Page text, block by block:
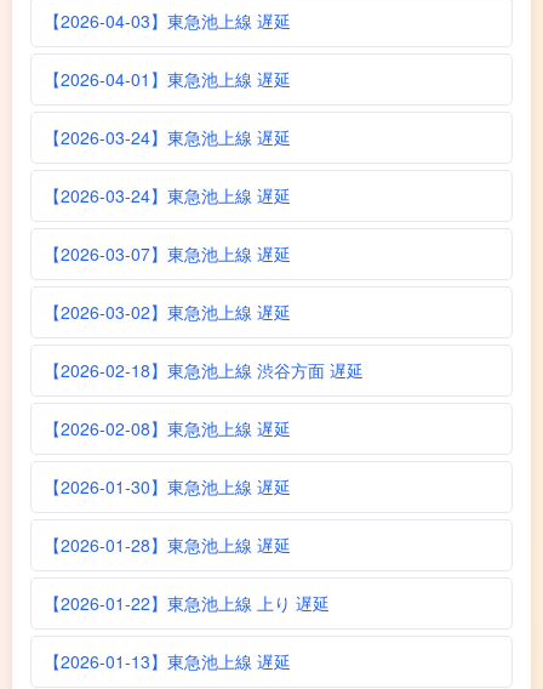
【2026-04-03】東急池上線 遅延
【2026-04-01】東急池上線 遅延
【2026-03-24】東急池上線 遅延
【2026-03-24】東急池上線 遅延
【2026-03-07】東急池上線 遅延
【2026-03-02】東急池上線 遅延
【2026-02-18】東急池上線 渋谷方面 遅延
【2026-02-08】東急池上線 遅延
【2026-01-30】東急池上線 遅延
【2026-01-28】東急池上線 遅延
【2026-01-22】東急池上線 上り 遅延
【2026-01-13】東急池上線 遅延